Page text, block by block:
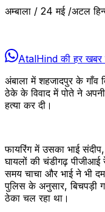
अम्बाला / 24 मई /अटल
AtalHind की हर
अंबाला में शहजादपुर के गाँव
ठेके के विवाद में पोते ने अपनी
हत्या कर दी।
फायरिंग में उसका भाई
घायलों की चंडीगढ़
समय चाचा और भाई ने भी
पुलिस के अनुसार, बिचपड़ी
ठेका चल रहा था।